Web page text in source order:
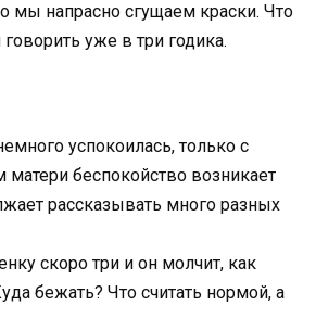
мы напрасно сгущаем краски. Что
уже в три годика.
успокоилась, только с
беспокойство возникает
рассказывать много разных
скоро три и он молчит, как
бежать? Что считать нормой, а